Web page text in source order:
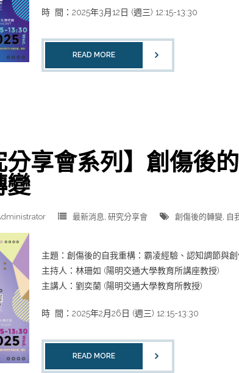
時 間：2025年3月12日 (週三) 12:15-13:30
READ MORE
分享會系列】創傷後
變
最新消息, 研究分享會 創傷後的轉變, 自
主題：創傷後的自我重構：霸凌經驗、認知調節與
主持人：林珊如 (陽明交通大學教育所講座教授)
主講人：劉奕蘭 (陽明交通大學教育所教授)
時 間：2025年2月26日 (週三) 12:15-13:30
READ MORE